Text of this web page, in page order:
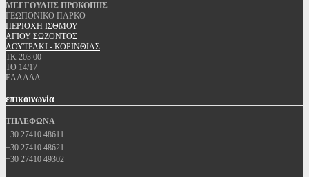
ΜΕΓΓΟΥΛΗΣ ΠΡΟΚΟΠΗΣ
ΓΕΩΠΟΝΙΚΟ ΠΑΡΚΟ
ΠΕΡΙΟΧΗ ΙΣΘΜΟΥ
ΑΓΙΟΥ ΣΩΖΟΝΤΟΣ
ΛΟΥΤΡΑΚΙ - ΚΟΡΙΝΘΙΑΣ
ΤΚ 203 00
ΤΘ 14/17
ΕΛΛΑΔΑ
επικοινωνία
ΤΗΛΕΦΩΝΑ
+30 27410 48611
+30 27410 48621
+30 27410 49302